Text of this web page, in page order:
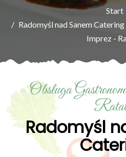
Start
Radomyśl nad Sanem
Imprez -
Obsługa
Radomyśl